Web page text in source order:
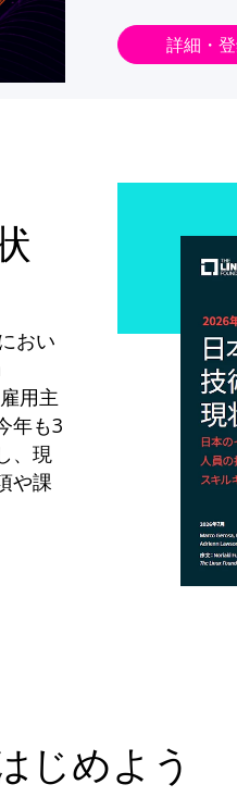
詳細・
おい
用主
年も3
、現
や課
じめよう